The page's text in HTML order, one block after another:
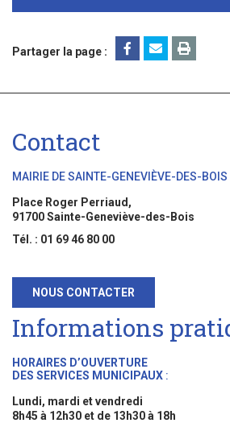
Partager la page :
Contact
MAIRIE DE SAINTE-GENEVIÈVE-DES-BOIS
Place Roger Perriaud,
91700 Sainte-Geneviève-des-Bois
Tél. : 01 69 46 80 00
NOUS CONTACTER
Informations
HORAIRES D’OUVERTURE
DES SERVICES MUNICIPAUX :
Lundi, mardi et vendredi
8h45 à 12h30 et de 13h30 à 18h